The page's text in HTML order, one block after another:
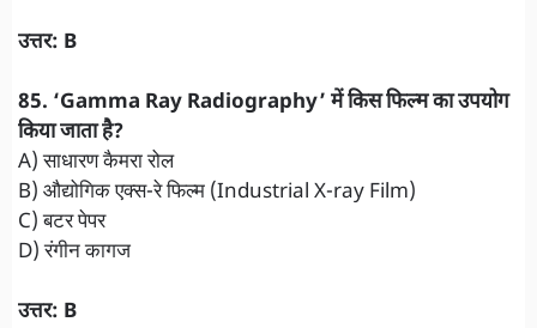
उत्तर: B
85. ‘Gamma Ray Radiography’ में किस फिल्म का उपयोग
किया जाता है?
A) साधारण कैमरा रोल
B) औद्योगिक एक्स-रे फिल्म (Industrial X-ray Film)
C) बटर पेपर
D) रंगीन कागज
उत्तर: B